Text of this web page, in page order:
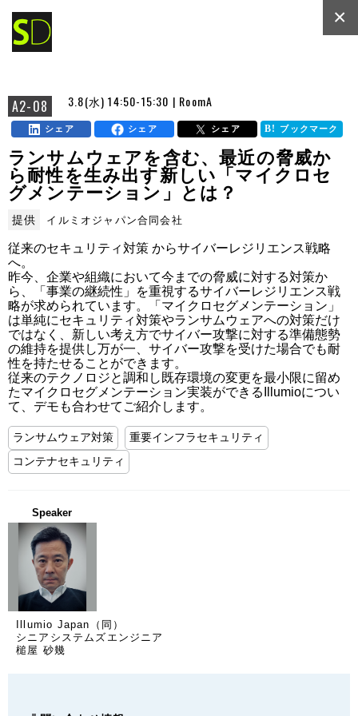
A2-08 3.8(水) 14:50-15:30 | RoomA
×
シェア シェア シェア ブックマーク
ランサムウェアを含む、最近の脅威か
ら耐性を生み出す新しい「マイクロセ
グメンテーション」とは？
提供 イルミオジャパン合同会社
従来のセキュリティ対策 からサイバーレジリエンス戦略
へ。
昨今、企業や組織において今までの脅威に対する対策か
ら、「事業の継続性」を重視するサイバーレジリエンス戦
略が求められています。「マイクロセグメンテーション」
は単純にセキュリティ対策やランサムウェアへの対策だけ
ではなく、新しい考え方でサイバー攻撃に対する準備態勢
の維持を提供し万が一、サイバー攻撃を受けた場合でも耐
性を持たせることができます。
従来のテクノロジと調和し既存環境の変更を最小限に留め
たマイクロセグメンテーション実装ができるIllumioについ
て、デモも合わせてご紹介します。
ランサムウェア対策
重要インフラセキュリティ
コンテナセキュリティ
Speaker
Illumio Japan（同）
シニアシステムズエンジニア
槌屋 砂幾